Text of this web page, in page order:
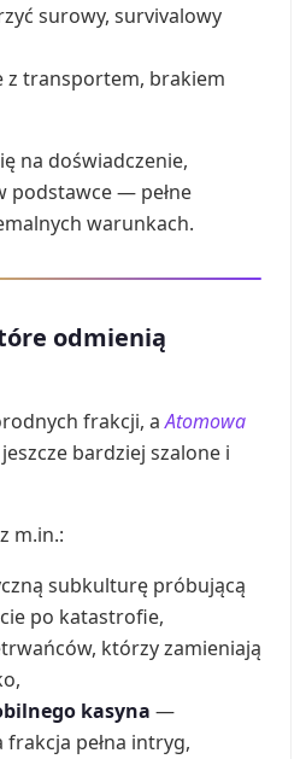
surowy, survivalowy
z transportem, brakiem
na doświadczenie,
podstawce — pełne
warunkach.
odmienią
frakcji, aAtomowa
bardziej szalone i
m.in.:
subkulturę próbującą
po katastrofie,
którzy zamieniają
kasyna —
pełna intryg,